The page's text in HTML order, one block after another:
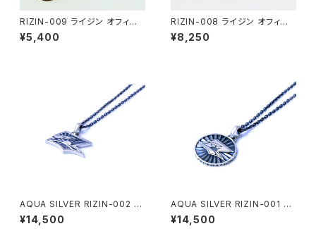
RIZIN-009 ライジン オフィシャ
ル コラボ キーホルダー
¥5,400
RIZIN-008 ライジン オフィシャ
ル コラボ ネックレス
¥8,250
AQUA SILVER RIZIN-002 ラ
イジン オフィシャル コラボ ネッ
クレス
¥14,500
AQUA SILVER RIZIN-001 ラ
イジン オフィシャル コラボ ネッ
クレス
¥14,500